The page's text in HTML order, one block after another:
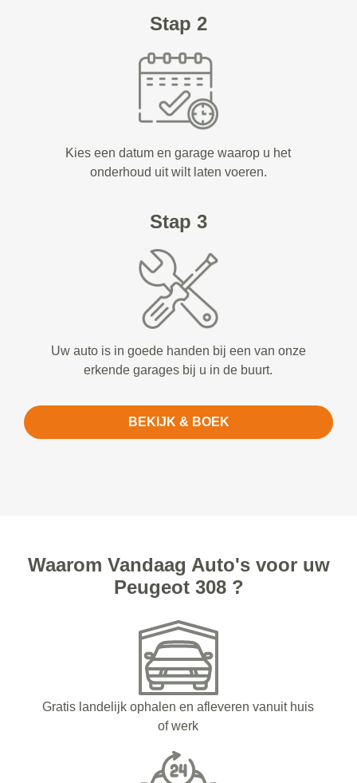
Stap 2
Kies een datum en garage waarop u het
onderhoud uit wilt laten voeren.
Stap 3
Uw auto is in goede handen bij een van onze
erkende garages bij u in de buurt.
BEKIJK & BOEK
Waarom Vandaag Auto's voor uw
Peugeot 308 ?
Gratis landelijk ophalen en afleveren vanuit huis
of werk